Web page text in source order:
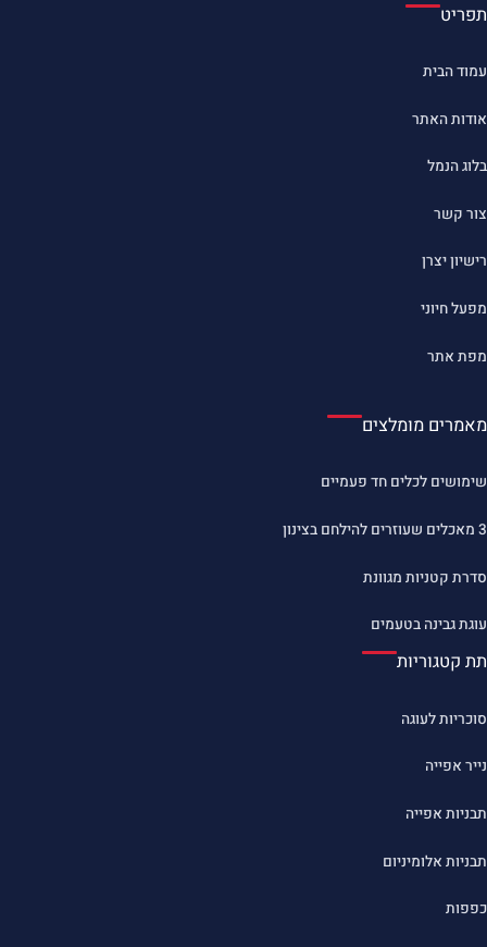
תפריט
עמוד הבית
אודות האתר
בלוג הנמל
צור קשר
רישיון יצרן
מפעל חיוני
מפת אתר
מאמרים מומלצים
שימושים לכלים חד פעמיים
3 מאכלים שעוזרים להילחם בצינון
סדרת קטניות מגוונת
עוגת גבינה בטעמים
תת קטגוריות
סוכריות לעוגה
נייר אפייה
תבניות אפייה
תבניות אלומיניום
כפפות